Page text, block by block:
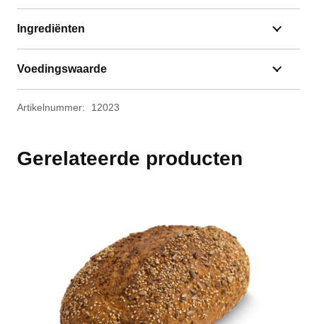
Ingrediënten
Voedingswaarde
Artikelnummer: 12023
Gerelateerde producten